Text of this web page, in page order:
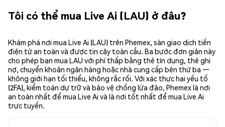
Tôi có thể mua Live Ai (LAU) ở đâu?
Khám phá nơi mua Live Ai (LAU) trên Phemex, sàn giao dịch tiền
điện tử an toàn và được tin cậy toàn cầu. Ba bước đơn giản này
cho phép bạn mua LAU với phí thấp bằng thẻ tín dụng, thẻ ghi
nợ, chuyển khoản ngân hàng hoặc nhà cung cấp bên thứ ba —
không giới hạn tối thiểu, không rắc rối. Với xác thực hai yếu tố
(2FA), kiểm toán dự trữ và bảo vệ chống lừa đảo, Phemex là nơi
an toàn nhất để mua Live Ai và là nơi tốt nhất để mua Live Ai
trực tuyến.